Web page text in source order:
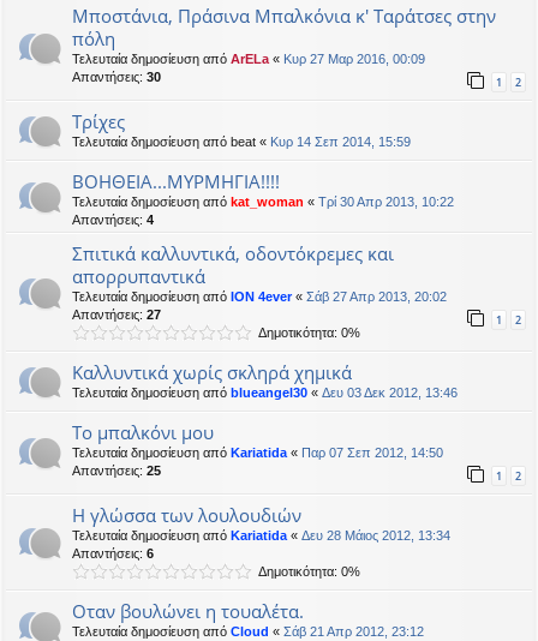
Μποστάνια, Πράσινα Μπαλκόνια κ' Ταράτσες στην
πόλη
Τελευταία δημοσίευση από ArELa « Κυρ 27 Μαρ 2016, 00:09
Απαντήσεις: 30 1 2
Τρίχες
Τελευταία δημοσίευση από beat « Κυρ 14 Σεπ 2014, 15:59
ΒΟΗΘΕΙΑ...ΜΥΡΜΗΓΙΑ!!!!
Τελευταία δημοσίευση από kat_woman « Τρί 30 Απρ 2013, 10:22
Απαντήσεις: 4
Σπιτικά καλλυντικά, οδοντόκρεμες και
απορρυπαντικά
Τελευταία δημοσίευση από ION 4ever« Σάβ 27 Απρ 2013, 20:02
Απαντήσεις: 27 1 2
Δημοτικότητα: 0%
Καλλυντικά χωρίς σκληρά χημικά
Τελευταία δημοσίευση από blueangel30 « Δευ 03 Δεκ 2012, 13:46
Το μπαλκόνι μου
Τελευταία δημοσίευση από Kariatida « Παρ 07 Σεπ 2012, 14:50
Απαντήσεις: 25 1 2
Η γλώσσα των λουλουδιών
Τελευταία δημοσίευση από Kariatida « Δευ 28 Μάιος 2012, 13:34
Απαντήσεις: 6
Δημοτικότητα: 0%
Οταν βουλώνει η τουαλέτα.
Τελευταία δημοσίευση από Cloud « Σάβ 21 Απρ 2012, 23:12